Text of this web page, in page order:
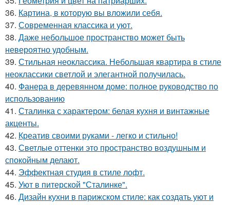
36. Картина, в которую вы вложили себя.
37. Современная классика и уют.
38. Даже небольшое пространство может быть
невероятно удобным.
39. Стильная неоклассика. Небольшая квартира в стиле
неоклассики светлой и элегантной получилась.
40. Фанера в деревянном доме: полное руководство по
использованию
41. Сталинка с характером: белая кухня и винтажные
акценты.
42. Креатив своими руками - легко и стильно!
43. Светлые оттенки это пространство воздушным и
спокойным делают.
44. Эффектная студия в стиле лофт.
45. Уют в питерской "Сталинке".
46. Дизайн кухни в парижском стиле: как создать уют и